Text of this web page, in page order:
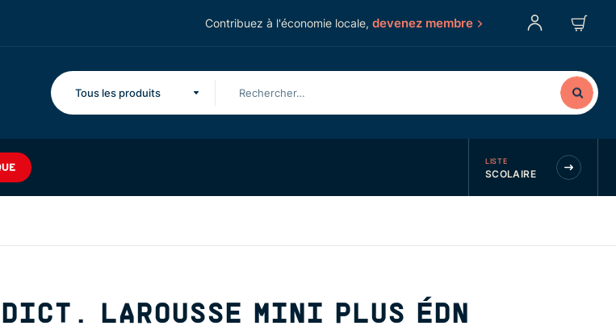
Contribuez à l'économie locale, devenez membre
Tous les produits
LISTE
SCOLAIRE
DICT. LAROUSSE MINI PLUS ÉDN